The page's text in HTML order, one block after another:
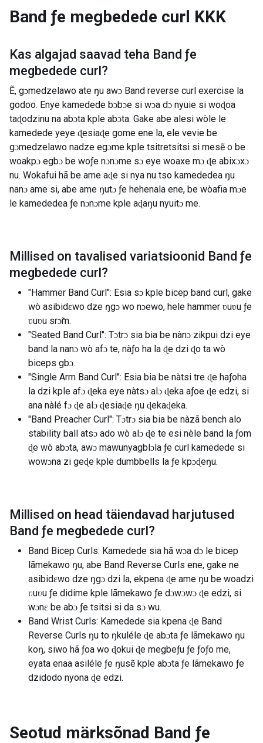
Band ƒe megbedede curl KKK
Kas algajad saavad teha Band ƒe
megbedede curl?
Ẽ, gɔmedzelawo ate ŋu awɔ Band reverse curl exercise la
godoo. Enye kamedede bɔbɔe si wɔa dɔ nyuie si woɖoa
taɖodzinu na abɔta kple abɔta. Gake abe alesi wòle le
kamedede yeye ɖesiaɖe gome ene la, ele vevie be
gɔmedzelawo nadze egɔme kple tsitretsitsi si mesẽ o be
woakpɔ egbɔ be woƒe nɔnɔme sɔ eye woaxe mɔ ɖe abixɔxɔ
nu. Wokafui hã be ame aɖe si nya nu tso kamededea ŋu
nanɔ ame si, abe ame ŋutɔ ƒe hehenala ene, be wòafia mɔe
le kamededea ƒe nɔnɔme kple aɖaŋu nyuitɔ me.
Millised on tavalised variatsioonid Band ƒe
megbedede curl?
"Hammer Band Curl": Esia sɔ kple bicep band curl, gake
wò asibidɛwo dze ŋgɔ wo nɔewo, hele hammer ʋuʋu ƒe
ʋuʋu srɔ̃m.
"Seated Band Curl": Tɔtrɔ sia bia be nànɔ zikpui dzi eye
band la nanɔ wò afɔ te, nàƒo ha la ɖe dzi ɖo ta wò
biceps gbɔ.
"Single Arm Band Curl": Esia bia be nàtsi tre ɖe haƒoha
la dzi kple afɔ ɖeka eye nàtsɔ alɔ ɖeka aƒoe ɖe edzi, si
ana nàlé fɔ ɖe alɔ ɖesiaɖe ŋu ɖekaɖeka.
"Band Preacher Curl": Tɔtrɔ sia bia be nàzã bench alo
stability ball atsɔ ado wò alɔ ɖe te esi nèle band la ƒom
ɖe wò abɔta, awɔ mawunyagblɔla ƒe curl kamedede si
wowɔna zi geɖe kple dumbbells la ƒe kpɔɖeŋu.
Millised on head täiendavad harjutused
Band ƒe megbedede curl?
Band Bicep Curls: Kamedede sia hã wɔa dɔ le bicep
lãmekawo ŋu, abe Band Reverse Curls ene, gake ne
asibidɛwo dze ŋgɔ dzi la, ekpena ɖe ame ŋu be woadzi
ʋuʋu ƒe didime kple lãmekawo ƒe dɔwɔwɔ ɖe edzi, si
wɔnɛ be abɔ ƒe tsitsi si da sɔ wu.
Band Wrist Curls: Kamedede sia kpena ɖe Band
Reverse Curls ŋu to ŋkuléle ɖe abɔta ƒe lãmekawo ŋu
koŋ, siwo hã ƒoa wo ɖokui ɖe megbeƒu ƒe ƒoƒo me,
eyata enaa asiléle ƒe ŋusẽ kple abɔta ƒe lãmekawo ƒe
dzidodo nyona ɖe edzi.
Seotud märksõnad Band ƒe